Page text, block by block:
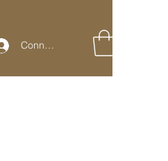
Connexion